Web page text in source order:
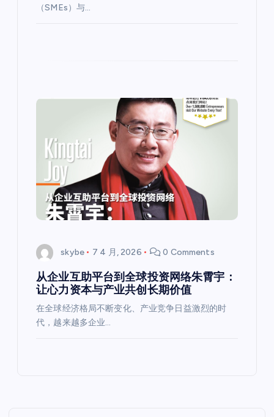
（SMEs）与…
skybe 7 4 月, 2026 0 Comments
从企业互助平台到全球投资网络朱霄宇：
让心力资本与产业共创长期价值
在全球经济格局不断变化、产业竞争日益激烈的时
代，越来越多企业…